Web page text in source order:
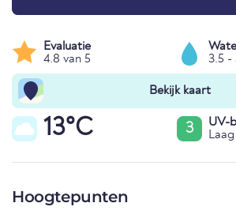
Evaluatie
4.8 van 5
3.5 -
Bekijk kaart
13°C 3
UV-
Hoogtepunten